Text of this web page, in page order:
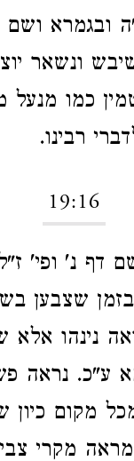
ובגמרא ושם
ונשאר
כמו מנעל
רבינו.
19:16
דף נ' ופי'
שצבען
נינהו
ע"כ. נראה
מקום
מקרי